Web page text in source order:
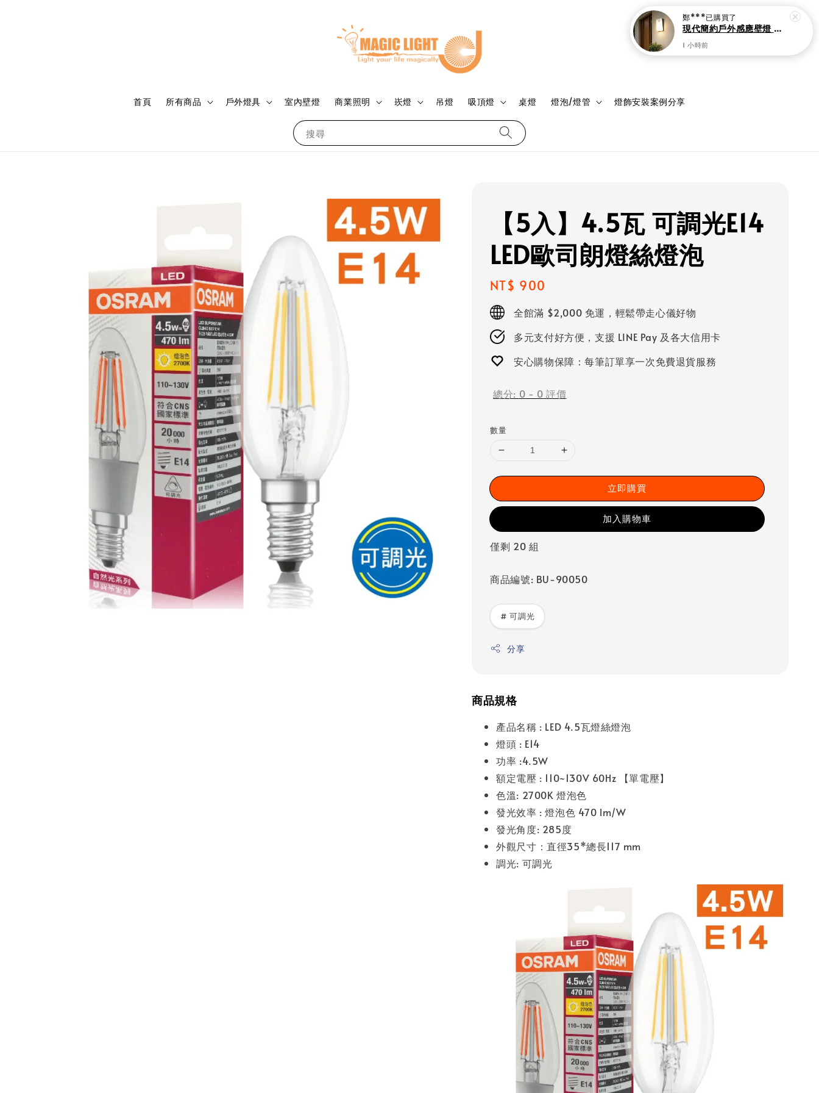
搜尋
首頁 所有商品 戶外燈具 室內壁燈 商業照明 崁燈 吊燈 吸頂燈 桌燈 燈泡/燈管 燈飾安裝案例分享
登入
【5入】4.5瓦 可調光E14
LED歐司朗燈絲燈泡
Regular
price
NT$ 900
全館滿 $2,000 免運，輕鬆帶走心儀好物
多元支付好方便，支援 LINE Pay 及各大信用卡
安心購物保障：每筆訂單享一次免費退貨服務
總分: 0 - 0 評價
數量
立即購買
加入購物車
僅剩 20 組
商品編號: BU-90050
# 可調光
分享
商品規格
產品名稱 : LED 4.5瓦燈絲燈泡
燈頭 : E14
功率 :4.5W
額定電壓 : 110~130V 60Hz 【單電壓】
色溫: 2700K 燈泡色
發光效率 : 燈泡色 470 lm/W
發光角度: 285度
外觀尺寸：直徑35*總長117 mm
調光: 可調光
1 小時前